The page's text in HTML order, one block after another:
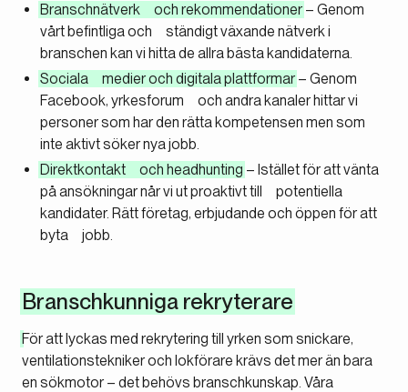
Branschnätverk och rekommendationer – Genom
vårt befintliga och ständigt växande nätverk i
branschen kan vi hitta de allra bästa kandidaterna.
Sociala medier och digitala plattformar – Genom
Facebook, yrkesforum och andra kanaler hittar vi
personer som har den rätta kompetensen men som
inte aktivt söker nya jobb.
Direktkontakt och headhunting – Istället för att vänta
på ansökningar når vi ut proaktivt till potentiella
kandidater. Rätt företag, erbjudande och öppen för att
byta jobb.
Branschkunniga rekryterare
För att lyckas med rekrytering till yrken som snickare,
ventilationstekniker och lokförare krävs det mer än bara
en sökmotor – det behövs branschkunskap. Våra